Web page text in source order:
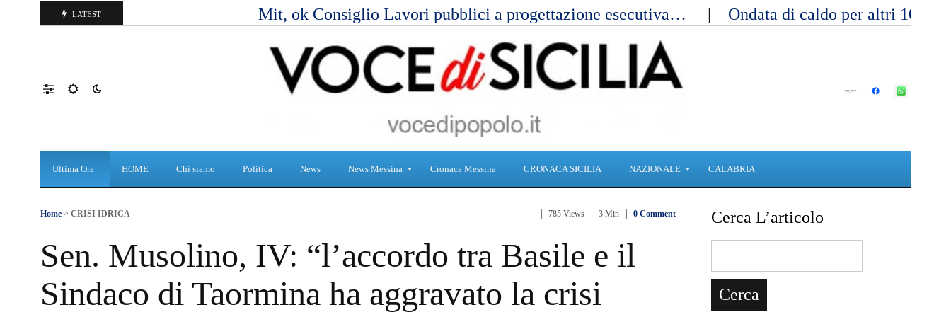
LATEST Mit, ok Consiglio Lavori pubblici a progettazione esecutiva… Ondata di caldo per altri 10
Ultima Ora HOME Chi siamo Politica News News Messina
n
i
Cronaca Messina CRONACA SICILIA NAZIONALE
r
n
CALABRIA
Home > CRISI IDRICA 785 Views 3 Min 0 Comment
Sen. Musolino, IV: “l’accordo tra Basile e il
Sindaco di Taormina ha aggravato la crisi
Cerca L’articolo